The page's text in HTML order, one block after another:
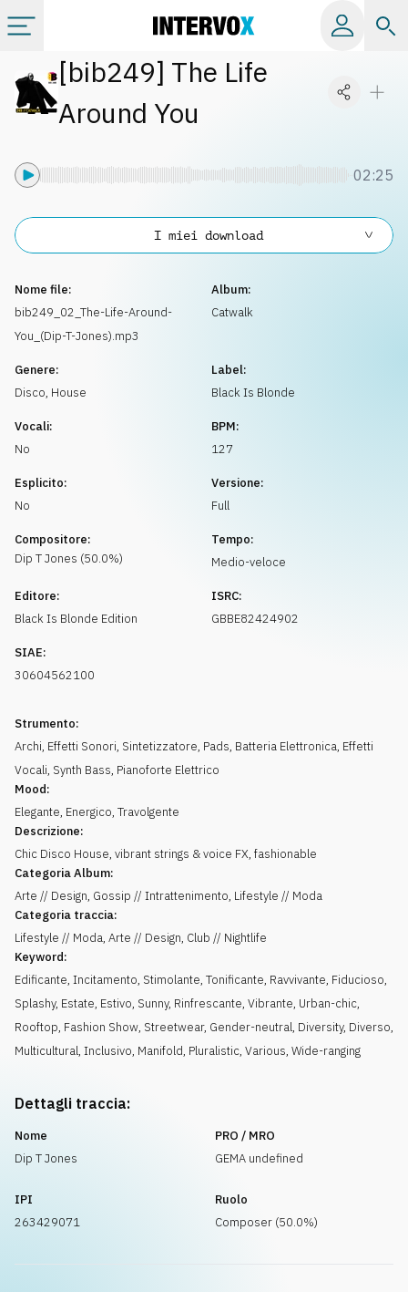
Categorie
[bib249] The Life
Around You
02:25
Nome file:
bib249_02_The-Life-Around-
You_(Dip-T-Jones).mp3
Album:
Catwalk
Genere:
Disco, House
Label:
Black Is Blonde
Vocali:
No
BPM:
127
Esplicito:
No
Versione:
Full
Compositore:
Dip TJones (50.0%)
Tempo:
Medio-veloce
Editore:
Black Is Blonde Edition
ISRC:
GBBE82424902
SIAE:
30604562100
Strumento:
Archi, Effetti Sonori, Sintetizzatore, Pads, Batteria Elettronica, Effetti
Vocali, Synth Bass, Pianoforte Elettrico
Mood:
Elegante, Energico, Travolgente
Descrizione:
Chic Disco House, vibrant strings & voice FX, fashionable
Categoria Album:
Arte // Design, Gossip // Intrattenimento, Lifestyle // Moda
Categoria traccia:
Lifestyle // Moda, Arte // Design, Club // Nightlife
Keyword:
Edificante, Incitamento, Stimolante, Tonificante, Ravvivante, Fiducioso,
Splashy, Estate, Estivo, Sunny, Rinfrescante, Vibrante, Urban-chic,
Rooftop, Fashion Show, Streetwear, Gender-neutral, Diversity, Diverso,
Multicultural, Inclusivo, Manifold, Pluralistic, Various, Wide-ranging
I miei download
Dettagli traccia:
Nome
Dip T Jones
PRO / MRO
GEMA undefined
IPI
263429071
Ruolo
Composer (50.0%)